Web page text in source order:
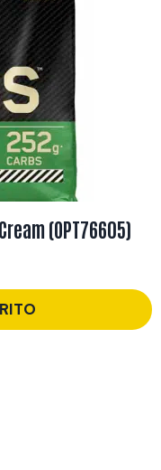
(OPT76605)